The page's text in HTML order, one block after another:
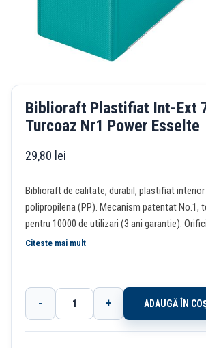
Biblioraft Plastifiat Int-Ext
Turcoaz Nr1 Power Esselte
29,80 lei
Biblioraft de calitate, durabil, plastifiat
polipropilena (PP). Mecanism patentat No.1,
pentru 10000 de utilizari (3 ani garantie).
prindere. Margini protejate cu sina metalica.
g/mp). Format: A4. Latime cotor: 75 mm.
Citeste mai mult
Cantitate
Biblioraft
- + ADAUGĂ ÎN